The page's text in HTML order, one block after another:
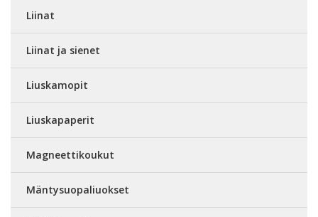
Liinat
Liinat ja sienet
Liuskamopit
Liuskapaperit
Magneettikoukut
Mäntysuopaliuokset